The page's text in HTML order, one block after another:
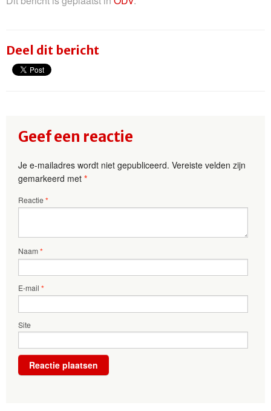
Deel dit bericht
Geef een reactie
Je e-mailadres wordt niet gepubliceerd. Vereiste velden zijn
gemarkeerd met *
Reactie*
Naam*
E-mail *
Site